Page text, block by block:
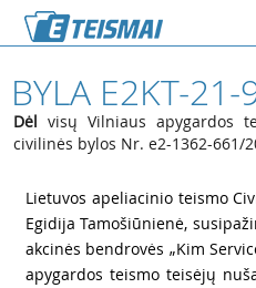
BYLA E2KT-
Dėl visų Vilniaus apygardos
civilinės bylos Nr. e2-1362-661/
Lietuvos apeliacinio teismo
Egidija Tamošiūnienė,
akcinės bendrovės „Kim
apygardos teismo teisėjų